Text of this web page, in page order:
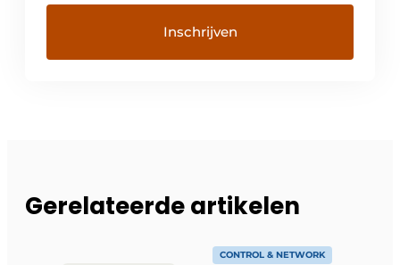
Gerelateerde artikelen
CONTROL & NETWORK